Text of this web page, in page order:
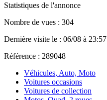
Statistiques de l'annonce
Nombre de vues : 304
Dernière visite le : 06/08 à 23:57
Référence : 289048
Véhicules, Auto, Moto
Voitures occasions
Voitures de collection